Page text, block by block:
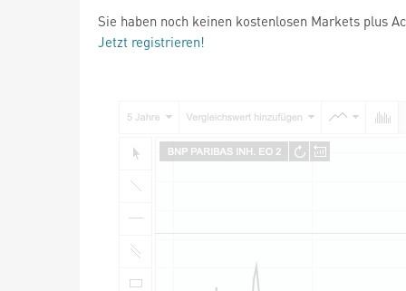
Sie haben noch keinen kostenlosen Markets plus
Jetzt registrieren!